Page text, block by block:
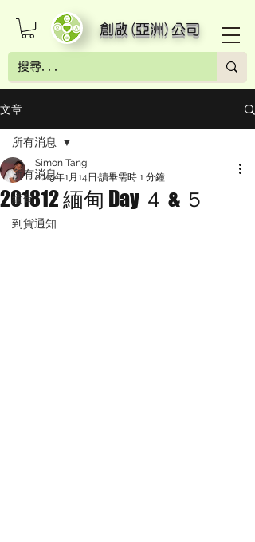
創啟(亞洲)公司
文章
所有消息
緬甸
到貨通知
所有消息
201812 緬甸 Day ４ & ５
Simon Tang
2019年1月14日 讀畢需時 1 分鐘